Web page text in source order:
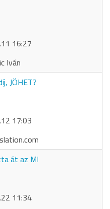
16:27
Iván
JÖHET?
17:03
át az MI
11:34